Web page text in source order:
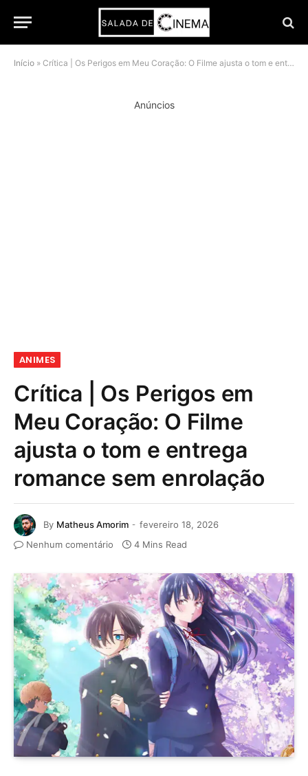
Início » Crítica | Os Perigos em Meu Coração: O Filme ajusta o tom e entrega romance sem enrolação
Anúncios
ANIMES
Crítica | Os Perigos em
Meu Coração: O Filme
ajusta o tom e entrega
romance sem enrolação
By Matheus Amorim
fevereiro 18, 2026
Nenhum comentário
4 Mins Read